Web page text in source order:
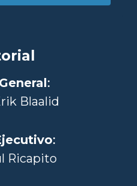
:
Blaalid
:
Ricapito